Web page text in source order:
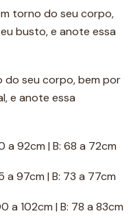
torno do seu corpo,
busto, e anote essa
do seu corpo, bem por
e anote essa
a 92cm | B: 68 a 72cm
a 97cm | B: 73 a 77cm
a 102cm | B: 78 a 83cm